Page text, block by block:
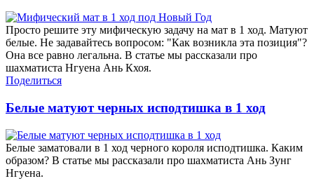
Просто решите эту мифическую задачу на мат в 1 ход. Матуют
белые. Не задавайтесь вопросом: "Как возникла эта позиция"?
Она все равно легальна. В статье мы рассказали про
шахматиста Нгуена Ань Кхоя.
Поделиться
Белые матуют черных исподтишка в 1 ход
Белые заматовали в 1 ход черного короля исподтишка. Каким
образом? В статье мы рассказали про шахматиста Ань Зунг
Нгуена.